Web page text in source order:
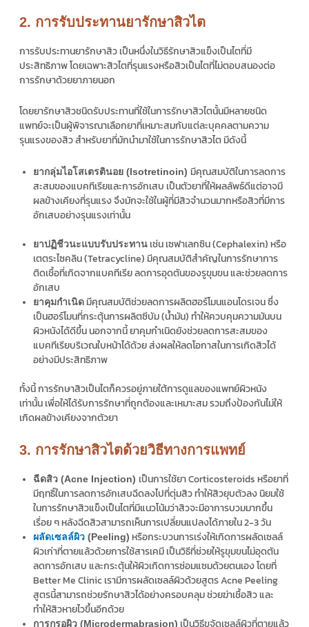
2. การรับประทานยารักษาสิวไต
การรับประทานยารักษาสิว เป็นหนึ่งในวิธีรักษาสิวแข็งเป็นไตที่มี
ประสิทธิภาพ โดยเฉพาะสิวไตที่รุนแรงหรือสิวเป็นไตที่ไม่ตอบสนองต่อ
การรักษาด้วยยาภายนอก
โดยยารักษาสิวชนิดรับประทานที่ใช้ในการรักษาสิวไตนั้นมีหลายชนิด
แพทย์จะเป็นผู้พิจารณาเลือกยาที่เหมาะสมกับแต่ละบุคคลตามความ
รุนแรงของสิว สำหรับยาที่มักนำมาใช้ในการรักษาสิวไต มีดังนี้
ยากลุ่มไอโสเตรตินอย (Isotretinoin) มีคุณสมบัติในการลดการ
สะสมของแบคทีเรียและการอักเสบ เป็นตัวยาที่ให้ผลลัพธ์ดีแต่อาจมี
ผลข้างเคียงที่รุนแรง จึงมักจะใช้ในผู้ที่มีสิวจำนวนมากหรือสิวที่มีการ
อักเสบอย่างรุนแรงเท่านั้น
ยาปฏิชีวนะแบบรับประทาน เช่น เซฟาเลกซิน (Cephalexin) หรือ
เตตระไซคลิน (Tetracycline) มีคุณสมบัติสำคัญในการรักษาการ
ติดเชื้อที่เกิดจากแบคทีเรีย ลดการอุดตันของรูขุมขน และช่วยลดการ
อักเสบ
ยาคุมกำเนิด มีคุณสมบัติช่วยลดการผลิตฮอร์โมนแอนโดรเจน ซึ่ง
เป็นฮอร์โมนที่กระตุ้นการผลิตซีบัม (น้ำมัน) ทำให้ควบคุมความมันบน
ผิวหนังได้ดีขึ้น นอกจากนี้ ยาคุมกำเนิดยังช่วยลดการสะสมของ
แบคทีเรียบริเวณใบหน้าได้ด้วย ส่งผลให้ลดโอกาสในการเกิดสิวได้
อย่างมีประสิทธิภาพ
ทั้งนี้ การรักษาสิวเป็นไตก็ควรอยู่ภายใต้การดูแลของแพทย์ผิวหนัง
เท่านั้น เพื่อให้ได้รับการรักษาที่ถูกต้องและเหมาะสม รวมถึงป้องกันไม่ให้
เกิดผลข้างเคียงจากตัวยา
3. การรักษาสิวไตด้วยวิธีทางการแพทย์
ฉีดสิว (Acne Injection) เป็นการใช้ยา Corticosteroids หรือยาที่
มีฤทธิ์ในการลดการอักเสบฉีดลงไปที่ตุ่มสิว ทำให้สิวยุบตัวลง นิยมใช้
ในการรักษาสิวแข็งเป็นไตที่มีแนวโน้มว่าสิวจะมีอาการบวมมากขึ้น
เรื่อย ๆ หลังฉีดสิวสามารถเห็นการเปลี่ยนแปลงได้ภายใน 2-3 วัน
ผลัดเซลล์ผิว (Peeling) หรือกระบวนการเร่งให้เกิดการผลัดเซลล์
ผิวเก่าที่ตายแล้วด้วยการใช้สารเคมี เป็นวิธีที่ช่วยให้รูขุมขนไม่อุดตัน
ลดการอักเสบ และกระตุ้นให้ผิวเกิดการซ่อมแซมด้วยตนเอง โดยที่
Better Me Clinic เรามีการผลัดเซลล์ผิวด้วยสูตร Acne Peeling
สูตรนี้สามารถช่วยรักษาสิวได้อย่างครอบคลุม ช่วยฆ่าเชื้อสิว และ
ทำให้สิวหายไวขึ้นอีกด้วย
การกรอผิว (Microdermabrasion) เป็นวิธีขจัดเซลล์ผิวที่ตายแล้ว